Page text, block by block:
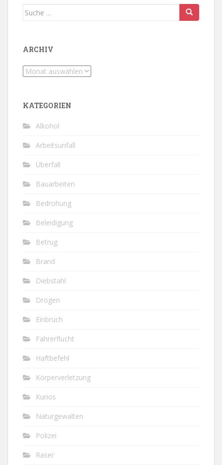
Suche
ARCHIV
Archiv
KATEGORIEN
Alkohol
Arbeitsunfall
Überfall
Bauarbeiten
Bedrohung
Beleidigung
Betrug
Brand
Diebstahl
Drogen
Einbruch
Fahrerflucht
Haftbefehl
Körperverletzung
Kurios
Naturgewalten
Polizei
Raser